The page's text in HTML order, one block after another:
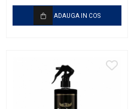
ADAUGA IN COS